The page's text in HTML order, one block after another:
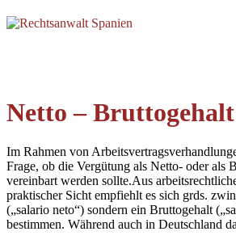
Netto –
Im Rahmen von
Frage, ob die Vergütung als Netto- oder als
vereinbart werden sollte.Aus
praktischer Sicht empfiehlt es sich grds.
(„salario neto“) sondern ein Bruttogehalt
bestimmen. Während auch in Deutschland